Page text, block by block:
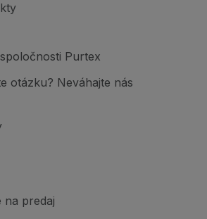
Purtex
otázku? Neváhajte nás
na predaj